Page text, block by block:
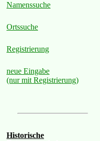
Namenssuche
Ortssuche
Registrierung
neue Eingabe
(nur mit Registrierung)
Historische